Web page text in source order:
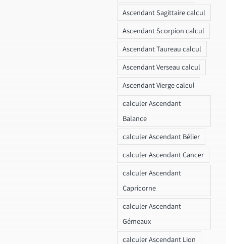
Ascendant Sagittaire calcul
Ascendant Scorpion calcul
Ascendant Taureau calcul
Ascendant Verseau calcul
Ascendant Vierge calcul
calculer Ascendant
Balance
calculer Ascendant Bélier
calculer Ascendant Cancer
calculer Ascendant
Capricorne
calculer Ascendant
Gémeaux
calculer Ascendant Lion